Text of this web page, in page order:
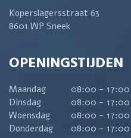
Koperslagersstraat 63
8601 WP Sneek
OPENINGSTIJDEN
Maandag
08:00 - 17:00
Dinsdag
08:00 - 17:00
Woensdag
08:00 - 17:00
Donderdag
08:00 - 17:00